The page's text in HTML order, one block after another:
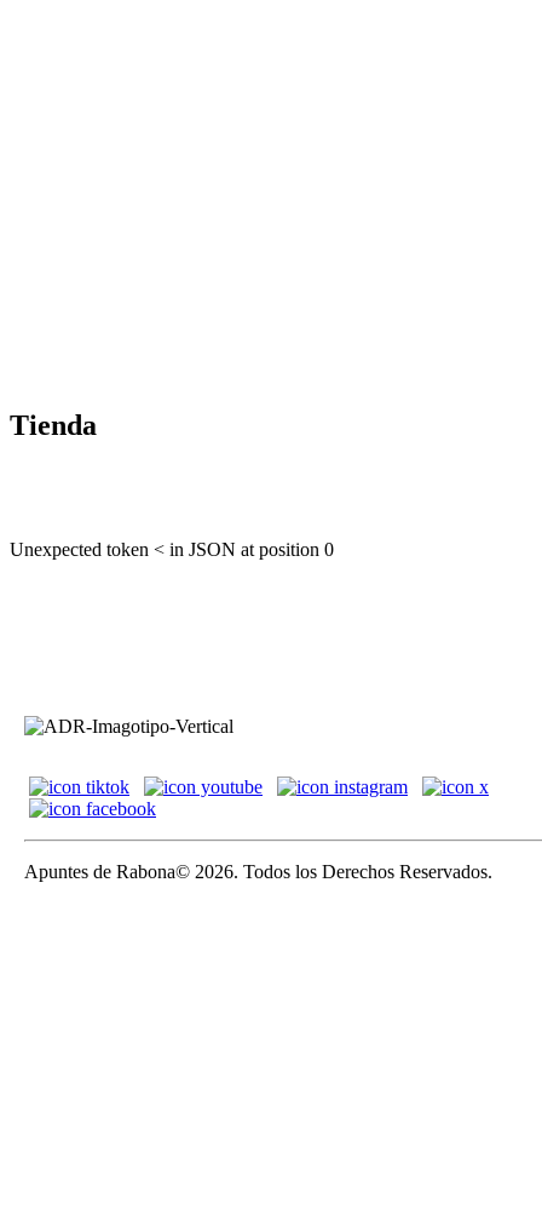
Tienda
Unexpected token < in JSON at position 0
Apuntes de Rabona© 2026. Todos los Derechos Reservados.